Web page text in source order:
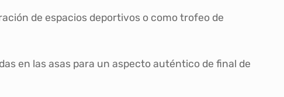
de espacios deportivos o como trofeo de
en las asas para un aspecto auténtico de final de